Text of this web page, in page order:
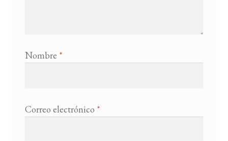
Nombre *
Correo electrónico *